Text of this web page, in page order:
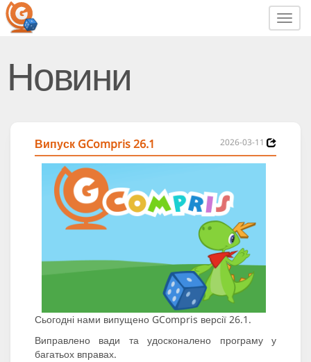
Новини
Випуск GCompris 26.1 2026-03-11
Сьогодні нами випущено GCompris версії 26.1.
Виправлено вади та удосконалено програму у
багатьох вправах.